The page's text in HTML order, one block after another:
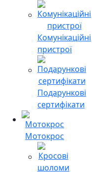
Комунікаційні
пристрої
Подарункові
сертифікати
Мотокрос